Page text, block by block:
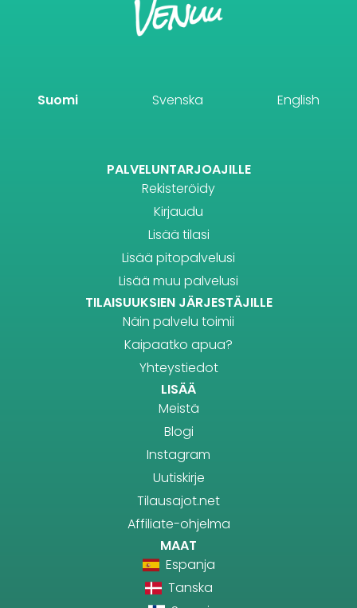
Suomi Svenska English
PALVELUNTARJOAJILLE
Rekisteröidy
Kirjaudu
Lisää tilasi
Lisää pitopalvelusi
Lisää muu palvelusi
TILAISUUKSIEN JÄRJESTÄJILLE
Näin palvelu toimii
Kaipaatko apua?
Yhteystiedot
LISÄÄ
Meistä
Blogi
Instagram
Uutiskirje
Tilausajot.net
Affiliate-ohjelma
MAAT
Espanja
Tanska